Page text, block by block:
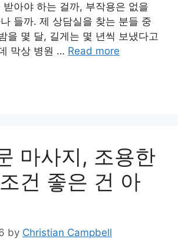
받아야 하는 걸까, 부작용은 없을
들까. 제 상담실을 찾는 분들 중
을 몇 달, 길게는 몇 년씩 보냈다고
막상 병원 … Read more
마사지, 조용한
건 좋은 건 아
by Christian Campbell